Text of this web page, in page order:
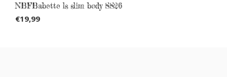
NBFBabette ls slim body SS26
€19,99